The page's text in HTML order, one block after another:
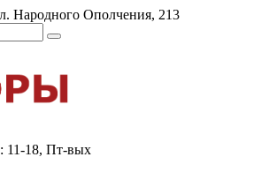
Народного Ополчения, 213
11-18, Пт-вых